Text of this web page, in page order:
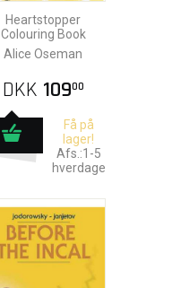
Heartstopper
Colouring Book
Alice Oseman
DKK 10900
Få på
lager!
Afs.:1-5
hverdage